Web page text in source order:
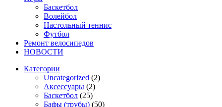
Баскетбол
Волейбол
Настольный теннис
Футбол
Ремонт велосипедов
НОВОСТИ
Категории
Uncategorized (2)
Аксессуары (2)
Баскетбол (25)
Бафы (трубы) (50)